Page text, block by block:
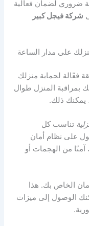
ضروري لضمان فعالية
شركة فيجل كبير
على مدار الساعة
فعّالة لحماية منزلك
بمراقبة المنزل طوال
يمكنك ذلك.
تناسب كل
على نظام أمان
من الهجمات أو
الخاص بك. هذا
الوصول إلى ميزات